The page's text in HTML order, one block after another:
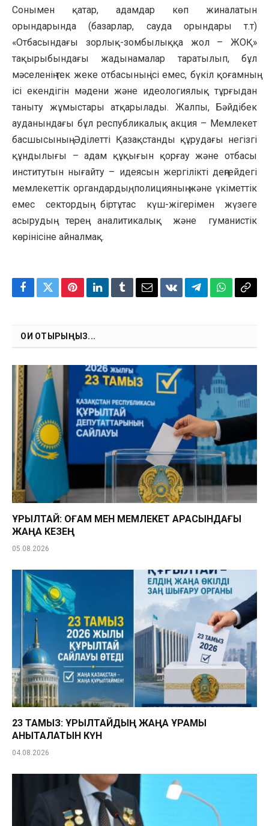
Сонымен қатар, адамдар көп жиналатын
орындарында (базарлар, сауда орындары т.т)
«Отбасындағы зорлық-зомбылыққа жол – ЖОҚ»
тақырыбындағы жадынамалар таратылып, бұл
мәселенің тек жеке отбасының ісі емес, бүкіл қоғамның
ісі екендігін мәдени және идеологиялық тұрғыдан
таныту жұмыстары атқарылады. Жалпы, Бәйдібек
ауданындағы бұл республикалық акция – Мемлекет
басшысының Әділетті Қазақстанды құрудағы негізгі
құндылығы – адам құқығын қорғау және отбасы
институтын нығайту – идеясын жергілікті деңгейдегі
мемлекеттік органдардың, полицияның және үкіметтік
емес сектордың біртұтас күш-жігерімен жүзеге
асырудың терең аналитикалық және гуманистік
көрінісіне айналмақ.
Facebook
TwitterPinterestLinkedInTumblrEmailVKontakte
TelegramWhatsApp
Copy
ОҚИ ОТЫРЫҢЫЗ...
ҚҰРЫЛТАЙ: ҚОҒАМ МЕН МЕМЛЕКЕТ АРАСЫНДАҒЫ
ЖАҢА КЕЗЕҢ
05.08.2026
23 ТАМЫЗ: ҚҰРЫЛТАЙДЫҢ ЖАҢА ҚҰРАМЫ
АНЫҚТАЛАТЫН КҮН
04.08.2026